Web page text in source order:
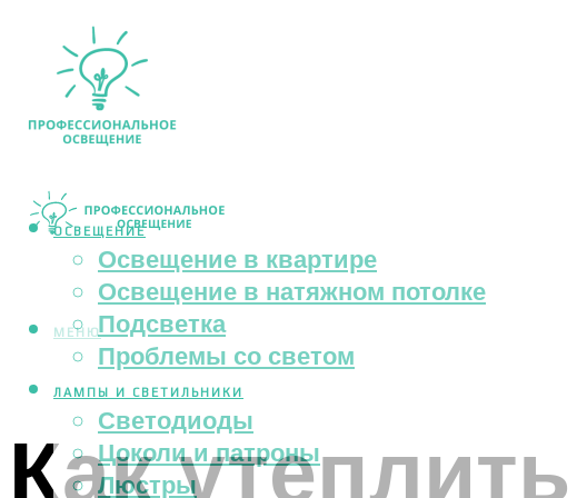
ОСВЕЩЕНИЕ
Освещение в квартире
Освещение в натяжном потолке
Подсветка
Проблемы со светом
ЛАМПЫ И СВЕТИЛЬНИКИ
Светодиоды
Цоколи и патроны
Люстры
МЕНЮ
Как